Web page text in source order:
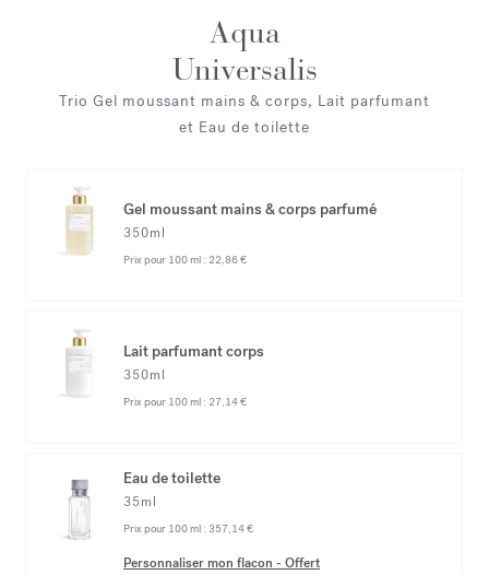
Aqua
Universalis
Trio Gel moussant mains & corps, Lait parfumant
et Eau de toilette
Gel moussant mains & corps parfumé
350ml
Prix pour 100 ml : 22,86 €
Lait parfumant corps
350ml
Prix pour 100 ml : 27,14 €
Eau de toilette
35ml
Prix pour 100 ml : 357,14 €
Personnaliser mon flacon - Offert